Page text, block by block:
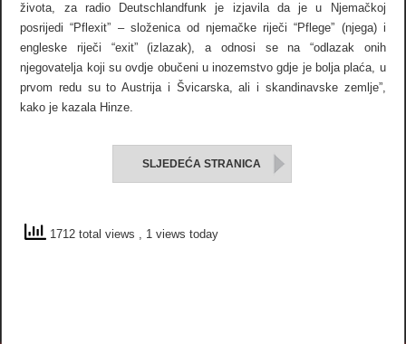
života, za radio Deutschlandfunk je izjavila da je u Njemačkoj
posrijedi “Pflexit” – složenica od njemačke riječi “Pflege” (njega) i
engleske riječi “exit” (izlazak), a odnosi se na “odlazak onih
njegovatelja koji su ovdje obučeni u inozemstvo gdje je bolja plaća, u
prvom redu su to Austrija i Švicarska, ali i skandinavske zemlje”,
kako je kazala Hinze.
SLJEDEĆA STRANICA
1712 total views , 1 views today